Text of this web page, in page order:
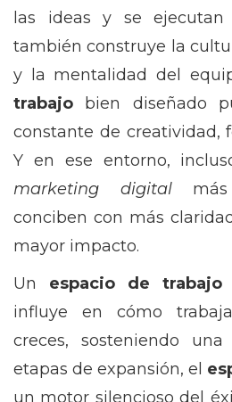
las ideas y se
también construye la
y la mentalidad del
trabajo bien diseñado
constante de creatividad,
Y en ese entorno,
marketing digitalmás
conciben con más
mayor impacto.
Un espacio de trabajo
influye en cómo
creces, sosteniendo
etapas de expansión, el
un motor silencioso del